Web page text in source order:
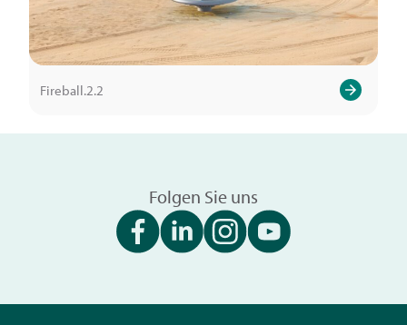
Fireball.2.2
Folgen Sie uns